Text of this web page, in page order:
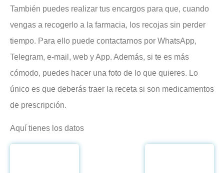
También puedes realizar tus encargos para que, cuando
vengas a recogerlo a la farmacia, los recojas sin perder
tiempo. Para ello puede contactarnos por WhatsApp,
Telegram, e-mail, web y App. Además, si te es más
cómodo, puedes hacer una foto de lo que quieres. Lo
único es que deberás traer la receta si son medicamentos
de prescripción.
Aquí tienes los datos